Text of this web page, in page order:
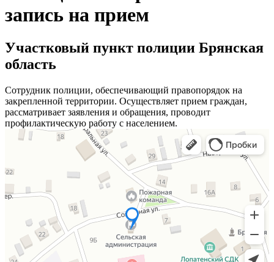
запись на прием
Участковый пункт полиции Брянская
область
Сотрудник полиции, обеспечивающий правопорядок на
закрепленной территории. Осуществляет прием граждан,
рассматривает заявления и обращения, проводит
профилактическую работу с населением.